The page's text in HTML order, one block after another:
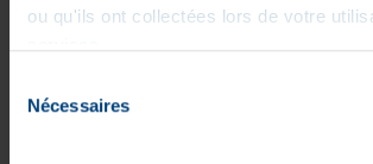
ou qu'ils ont collectées lors de votre
Nécessaires